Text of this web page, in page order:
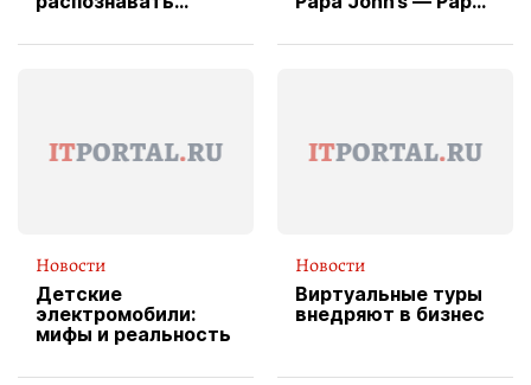
вводит
Новости
Детские
электромобили:
мифы и реальность
Новости
Виртуальные туры
внедряют в бизнес